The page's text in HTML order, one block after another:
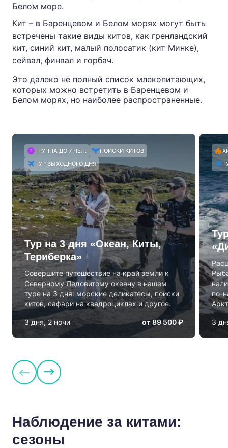
Белом море.
Кит – в Баренцевом и Белом морях могут быть
встречены такие виды китов, как гренландский
кит, синий кит, малый полосатик (кит Минке),
сейвал, финвал и горбач.
Это далеко не полный список млекопитающих,
которых можно встретить в Баренцевом и
Белом морях, но наиболее распространенные.
ГРУППА ДО 7 ЧЕЛ.
ПОИСКИ КИТОВ
ТУР ВЫХОДНОГО ДНЯ
Тур на 3 дня «Океан, Киты,
Териберка»
Совершите путешествие на край земли к
Северному Ледовитому океану в нашем
туре на 3 дня: морские деликатесы, поиски
китов, сафари на квадроциклах и другое.
3 дня, 2 ночи от 89 500 ₽
по-
3
Наблюдение за китами:
сезоны